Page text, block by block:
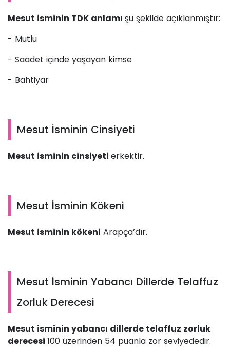
Mesut isminin TDK anlamı şu şekilde açıklanmıştır:
- Mutlu
- Saadet içinde yaşayan kimse
- Bahtiyar
Mesut İsminin Cinsiyeti
Mesut isminin cinsiyeti erkektir.
Mesut İsminin Kökeni
Mesut isminin kökeni Arapça’dır.
Mesut İsminin Yabancı Dillerde Telaffuz
Zorluk Derecesi
Mesut isminin yabancı dillerde telaffuz zorluk
derecesi 100 üzerinden 54 puanla zor seviyededir.